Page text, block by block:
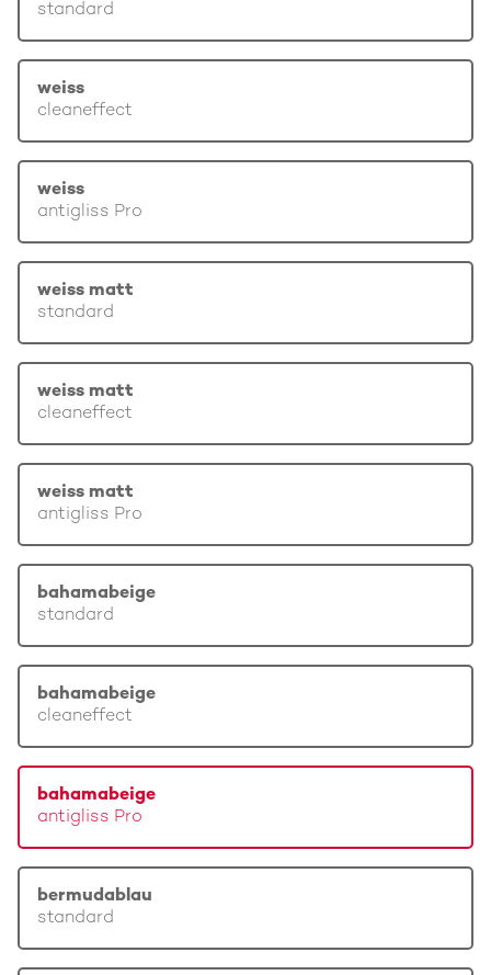
standard
weiss
cleaneffect
weiss
antigliss Pro
weiss matt
standard
weiss matt
cleaneffect
weiss matt
antigliss Pro
bahamabeige
standard
bahamabeige
cleaneffect
bahamabeige
antigliss Pro
bermudablau
standard